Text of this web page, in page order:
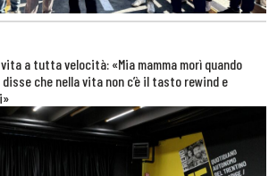
a tutta velocità: «Mia mamma morì quando
disse che nella vita non c’è il tasto rewind e